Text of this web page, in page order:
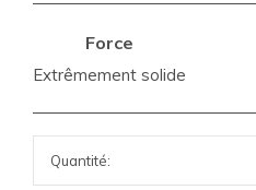
Force
Extrêmement solide